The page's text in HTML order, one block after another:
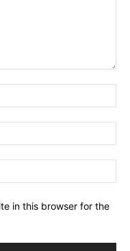
in this browser for the